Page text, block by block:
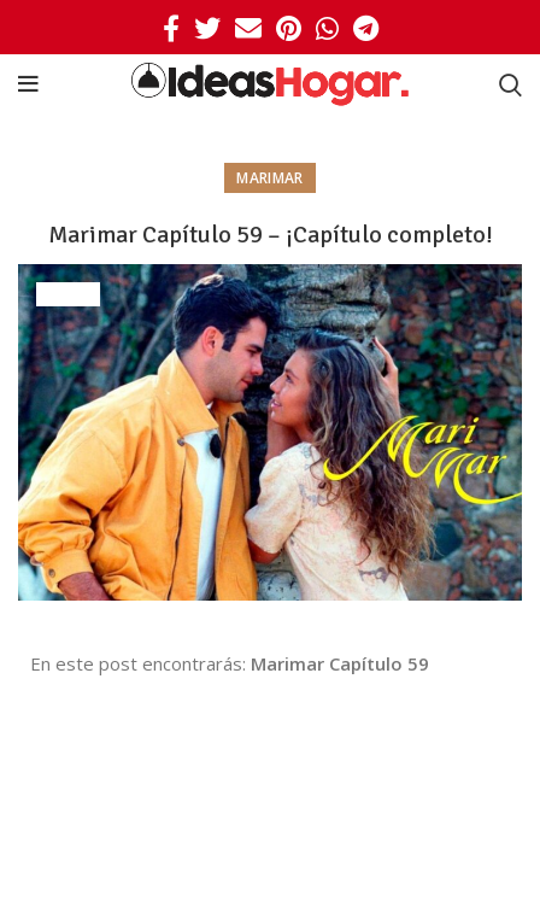
MARIMAR
Marimar Capítulo 59 – ¡Capítulo completo!
En este post encontrarás: Marimar Capítulo 59